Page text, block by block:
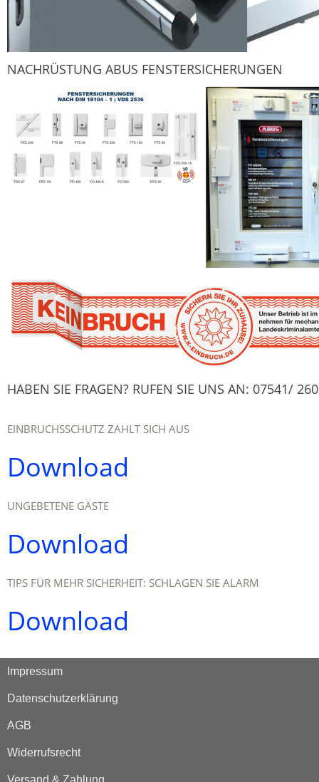
NACHRÜSTUNG ABUS FENSTERSICHERUNGEN
HABEN SIE FRAGEN? RUFEN SIE UNS AN: 07541/
EINBRUCHSSCHUTZ ZAHLT SICH AUS
Download
UNGEBETENE GÄSTE
Download
TIPS FÜR MEHR SICHERHEIT: SCHLAGEN SIE ALARM
Download
Impressum
Datenschutzerklärung
AGB
Widerrufsrecht
Versand & Zahlung